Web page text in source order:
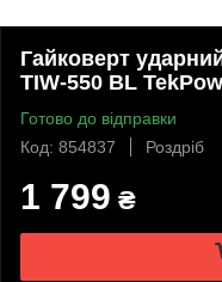
Гайковерт
TIW-550 BL
Готово до відправки
Код: 854837
Роздріб
1 799 ₴